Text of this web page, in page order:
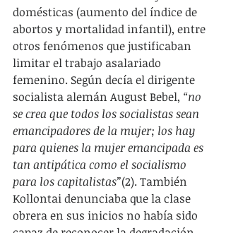
domésticas (aumento del índice de
abortos y mortalidad infantil), entre
otros fenómenos que justificaban
limitar el trabajo asalariado
femenino. Según decía el dirigente
socialista alemán August Bebel, “no
se crea que todos los socialistas sean
emancipadores de la mujer; los hay
para quienes la mujer emancipada es
tan antipática como el socialismo
para los capitalistas”(2). También
Kollontai denunciaba que la clase
obrera en sus inicios no había sido